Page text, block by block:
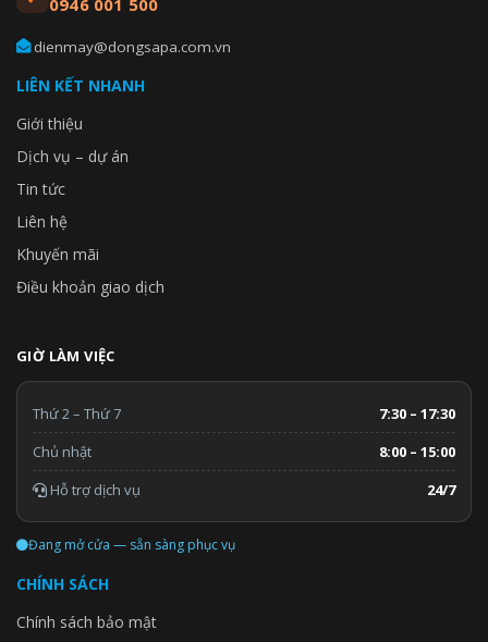
dienmay@dongsapa.com.vn
LIÊN KẾT NHANH
Giới thiệu
Dịch vụ – dự án
Tin tức
Liên hệ
Khuyến mãi
Điều khoản giao dịch
GIỜ LÀM VIỆC
Thứ 2 – Thứ 7
7:30 – 17:30
Chủ nhật
8:00 – 15:00
Hỗ trợ dịch vụ
24/7
Đang mở cửa — sẵn sàng phục vụ
CHÍNH SÁCH
Chính sách bảo mật